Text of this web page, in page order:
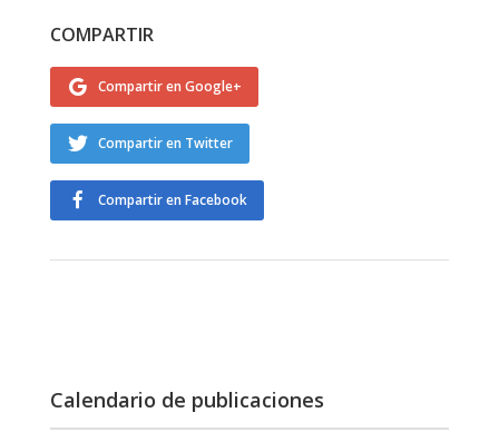
COMPARTIR
Compartir en Google+
Compartir en Twitter
Compartir en Facebook
Calendario de publicaciones